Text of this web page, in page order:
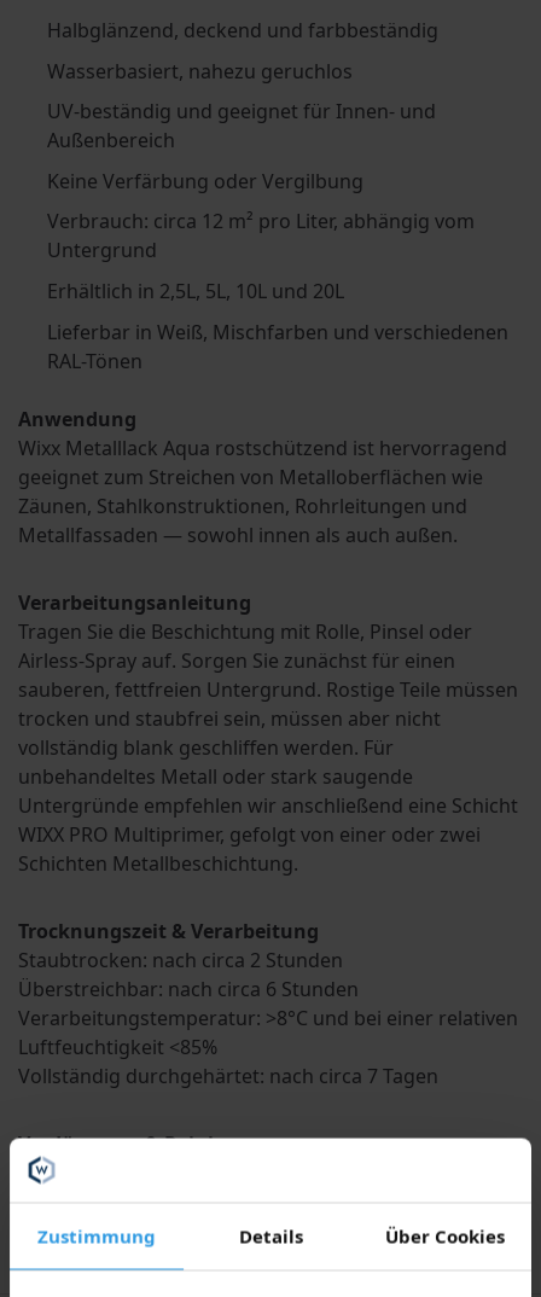
Zustimmung Details Über Cookies
Halbglänzend, deckend und farbbeständig
Wasserbasiert, nahezu geruchlos
UV-beständig und geeignet für Innen- und
Außenbereich
Keine Verfärbung oder Vergilbung
Verbrauch: circa 12 m² pro Liter, abhängig vom
Untergrund
Erhältlich in 2,5L, 5L, 10L und 20L
Lieferbar in Weiß, Mischfarben und verschiedenen
RAL-Tönen
Anwendung
Wixx Metalllack Aqua rostschützend ist hervorragend
geeignet zum Streichen von Metalloberflächen wie
Zäunen, Stahlkonstruktionen, Rohrleitungen und
Metallfassaden — sowohl innen als auch außen.
Verarbeitungsanleitung
Tragen Sie die Beschichtung mit Rolle, Pinsel oder
Airless-Spray auf. Sorgen Sie zunächst für einen
sauberen, fettfreien Untergrund. Rostige Teile müssen
trocken und staubfrei sein, müssen aber nicht
vollständig blank geschliffen werden. Für
unbehandeltes Metall oder stark saugende
Untergründe empfehlen wir anschließend eine Schicht
WIXX PRO Multiprimer, gefolgt von einer oder zwei
Schichten Metallbeschichtung.
Trocknungszeit & Verarbeitung
Staubtrocken: nach circa 2 Stunden
Überstreichbar: nach circa 6 Stunden
Verarbeitungstemperatur: >8°C und bei einer relativen
Luftfeuchtigkeit <85%
Vollständig durchgehärtet: nach circa 7 Tagen
Verdünnung & Reinigung
Kann bei Bedarf leicht mit Wasser verdünnt werden.